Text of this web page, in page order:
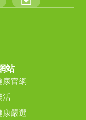
站
康官網
活
康嚴選